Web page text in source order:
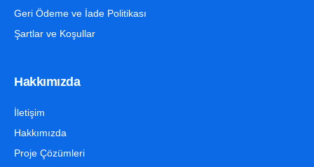
Geri Ödeme ve İade Politikası
Şartlar ve Koşullar
Hakkımızda
İletişim
Hakkımızda
Proje Çözümleri